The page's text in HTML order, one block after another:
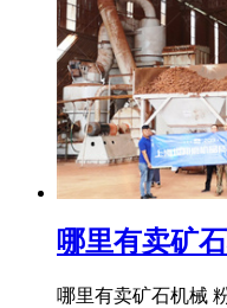
哪里有卖矿
哪里有卖矿石机械